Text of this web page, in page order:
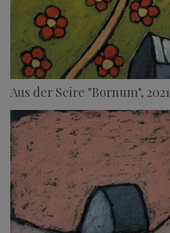
Aus der Seire "Bornum", 2021